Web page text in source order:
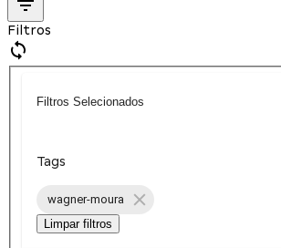
Filtros
Filtros Selecionados
Tags
wagner-moura
Limpar filtros